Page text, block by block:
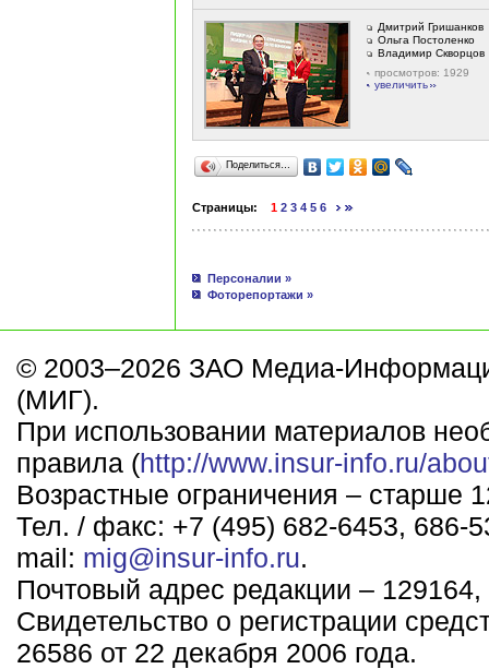
Дмитрий Гришанков
Ольга Постоленко
Владимир Скворцов
просмотров: 1929
увеличить
Поделиться…
Страницы: 1 2 3 4 5 6
Персоналии »
Фоторепортажи »
© 2003–2026 ЗАО Медиа-
(МИГ).
При использовании материалов
правила (http://www.insur-info.ru/
Возрастные ограничения – старше
Тел. / факс: +7 (495) 682-6453, 686-
mail: mig@insur-info.ru.
Почтовый адрес редакции –
Свидетельство о регистрации
26586 от 22 декабря 2006 года.